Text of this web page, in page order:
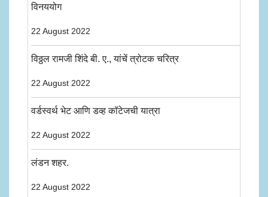
विनययोग
22 August 2022
विठ्ठल रामजी शिंदे बी. ए., यांचें त्रोटक चरित्र
22 August 2022
वर्डस्वर्थ भेट आणि डव्ह कॉटेजची यात्रा
22 August 2022
लंडन शहर.
22 August 2022